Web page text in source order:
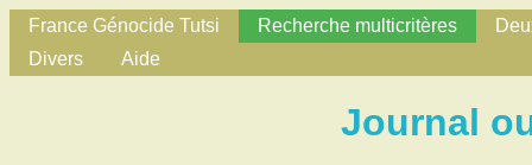
France Génocide Tutsi Recherche multicritères
Divers
Aide
Journal